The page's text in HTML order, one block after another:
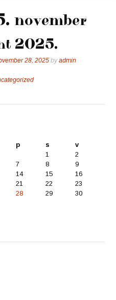
november
2025.
28, 2025 byadmin
p s
v
1
2
7 8
9
14 15
16
21 22
23
28 29 30